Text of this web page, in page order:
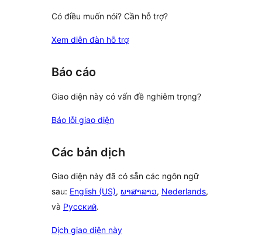
Có điều muốn nói? Cần hỗ trợ?
Xem diễn đàn hỗ trợ
Báo cáo
Giao diện này có vấn đề nghiêm trọng?
Báo lỗi giao diện
Các bản dịch
Giao diện này đã có sẵn các ngôn ngữ
sau: English (US), ພາສາລາວ, Nederlands,
và Русский.
Dịch giao diện này